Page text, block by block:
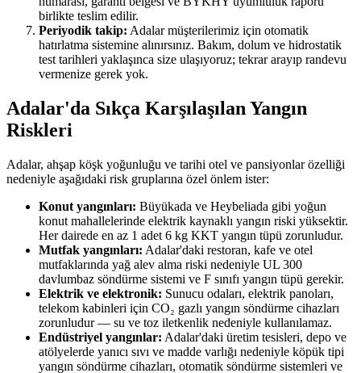
birlikte teslim edilir.
Periyodik takip: Adalar müşterilerimiz için otomatik
hatırlatma sistemine alınırsınız. Bakım, dolum ve hidrostatik
test tarihleri yaklaşınca size ulaşıyoruz; tekrar arayıp randevu
vermenize gerek yok.
Adalar'da Sıkça Karşılaşılan Yangın
Riskleri
Adalar, ahşap köşk yoğunluğu ve tarihi otel ve pansiyonlar özelliği
nedeniyle aşağıdaki risk gruplarına özel önlem ister:
Konut yangınları: Büyükada ve Heybeliada gibi yoğun
konut mahallelerinde elektrik kaynaklı yangın riski yüksektir.
Her dairede en az 1 adet 6 kg KKT yangın tüpü zorunludur.
Mutfak yangınları: Adalar'daki restoran, kafe ve otel
mutfaklarında yağ alev alma riski nedeniyle UL 300
davlumbaz söndürme sistemi ve F sınıfı yangın tüpü gerekir.
Elektrik ve elektronik: Sunucu odaları, elektrik panoları,
telekom kabinleri için CO₂ gazlı yangın söndürme cihazları
zorunludur — su ve toz iletkenlik nedeniyle kullanılamaz.
Endüstriyel yangınlar: Adalar'daki üretim tesisleri, depo ve
atölyelerde yanıcı sıvı ve madde varlığı nedeniyle köpük tipi
yangın söndürme cihazları, otomatik söndürme sistemleri ve